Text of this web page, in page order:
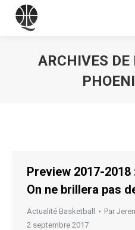
ARCHIVES DE
Preview 2017-2018
On ne brillera pas
Actualité Basketball Par
2 septembre 2017